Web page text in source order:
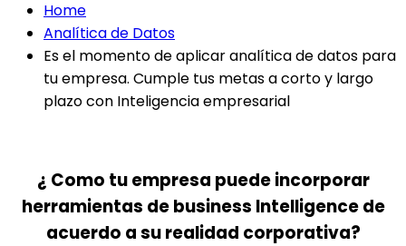
Home
Analítica de Datos
Es el momento de aplicar analítica de datos para
tu empresa. Cumple tus metas a corto y largo
plazo con Inteligencia empresarial
¿ Como tu empresa puede incorporar
herramientas de business Intelligence de
acuerdo a su realidad corporativa?